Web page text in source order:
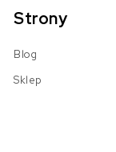
Strony
Blog
Sklep